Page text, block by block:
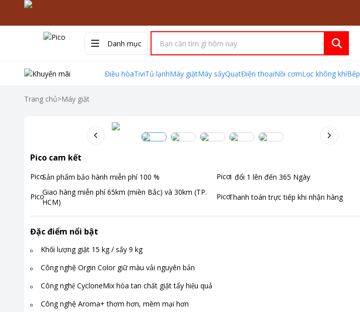
Danh mục
Điều hòaTiviTủ lạnhMáy giặtMáy sấyQuạtĐiện thoạiNồi cơmLọc không khíBếp
Trang chủ>Máy giặt
Pico cam kết
Sản phẩm bảo hành miễn phí 100 % 1 đổi 1 lên đến365 Ngày
Giao hàng miễn phí 65km (miền Bắc) và 30km (TP.
HCM)
Thanh toán trực tiếp khi nhận hàng
Đặc điểm nổi bật
Khối lượng giặt 15 kg / sấy 9 kg
Công nghệ Orgin Color giữ màu vải nguyên bản
Công nghệ CycloneMix hòa tan chất giặt tẩy hiệu quả
Công nghệ Aroma+ thơm hơn, mềm mại hơn